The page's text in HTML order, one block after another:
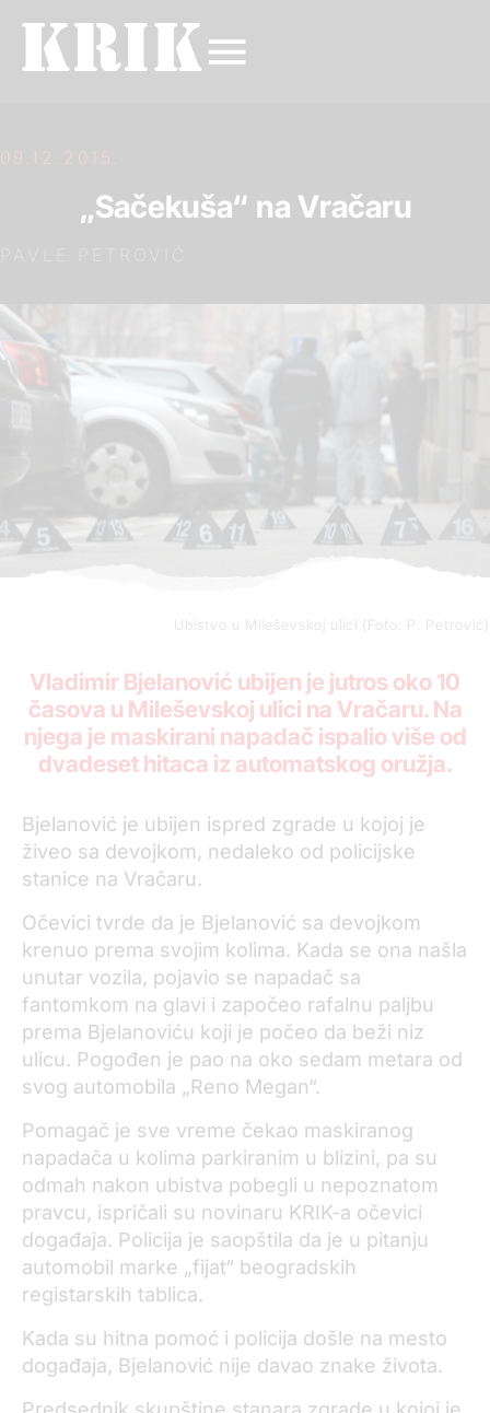
09.12.2015.
„Sačekuša“ na Vračaru
Ubistvo u Mileševskoj ulici (Foto: P. Petrović)
Vladimir Bjelanović ubijen je jutros oko 10
časova u Mileševskoj ulici na Vračaru. Na
njega je maskirani napadač ispalio više od
dvadeset hitaca iz automatskog oružja.
Bjelanović je ubijen ispred zgrade u kojoj je
živeo sa devojkom, nedaleko od policijske
stanice na Vračaru.
Očevici tvrde da je Bjelanović sa devojkom
krenuo prema svojim kolima. Kada se ona našla
unutar vozila, pojavio se napadač sa
fantomkom na glavi i započeo rafalnu paljbu
prema Bjelanoviću koji je počeo da beži niz
ulicu. Pogođen je pao na oko sedam metara od
svog automobila „Reno Megan“.
Pomagač je sve vreme čekao maskiranog
napadača u kolima parkiranim u blizini, pa su
odmah nakon ubistva pobegli u nepoznatom
pravcu, ispričali su novinaru KRIK-a očevici
događaja. Policija je saopštila da je u pitanju
automobil marke „fijat“ beogradskih
registarskih tablica.
Kada su hitna pomoć i policija došle na mesto
događaja, Bjelanović nije davao znake života.